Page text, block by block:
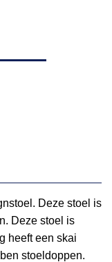
Deze stoel is
Deze stoel is
heeft een skai
stoeldoppen.